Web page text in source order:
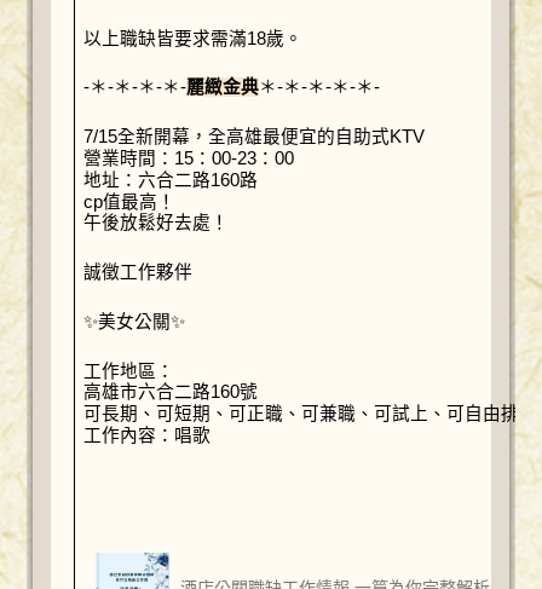
以上職缺皆要求需滿18歲。
-＊-＊-＊-＊-麗緻金典＊-＊-＊-＊-＊-
7/15全新開幕，全高雄最便宜的自助式KTV
營業時間：15：00-23：00
地址：六合二路160路
cp值最高！
午後放鬆好去處！
誠徵工作夥伴
✨美女公關✨
工作地區：
高雄市六合二路160號
可長期、可短期、可正職、可兼職、可試上、可自由排
工作內容：唱歌